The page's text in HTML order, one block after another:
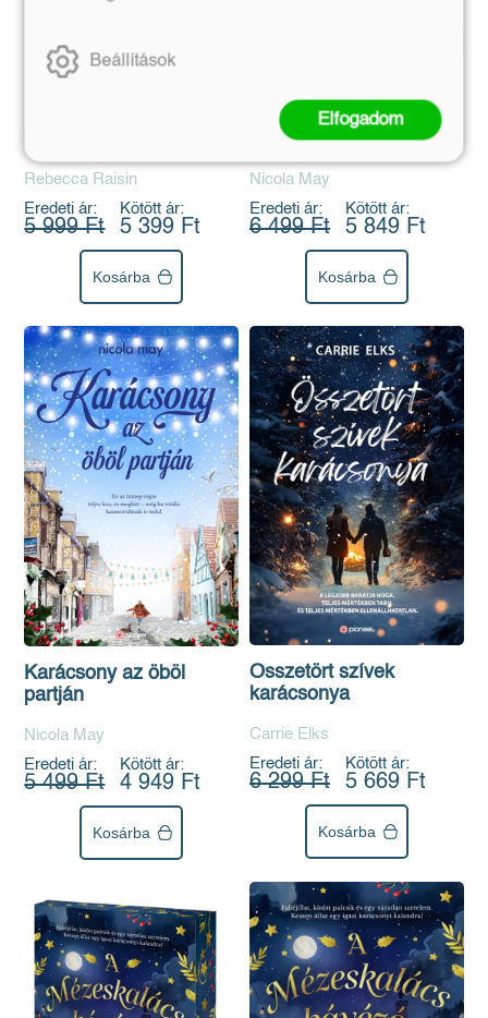
Rebecca Raisin
Eredeti ár:
5 999 Ft
Kötött ár:
5 399 Ft
Kosárba
Karácsony az öböl
partján - Éldekorált
kiadás
Nicola May
Eredeti ár:
6 499 Ft
Kötött ár:
5 849 Ft
Kosárba
Karácsony az öböl
partján
Nicola May
Eredeti ár:
5 499 Ft
Kötött ár:
4 949 Ft
Kosárba
Összetört szívek
karácsonya
Carrie Elks
Eredeti ár:
6 299 Ft
Kötött ár:
5 669 Ft
Kosárba
Beállítások
Elfogadom